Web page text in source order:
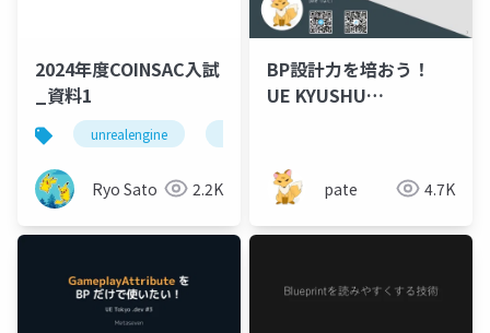
2024年度COINSAC入試
_資料1
unrealengine
Ryo Sato 2.2K
BP設計力を培おう！
UE KYUSHU
pate 4.7K